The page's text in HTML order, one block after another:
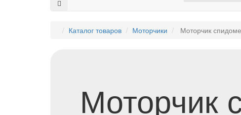
Каталог товаров Моторчики Моторчик
Моторчик